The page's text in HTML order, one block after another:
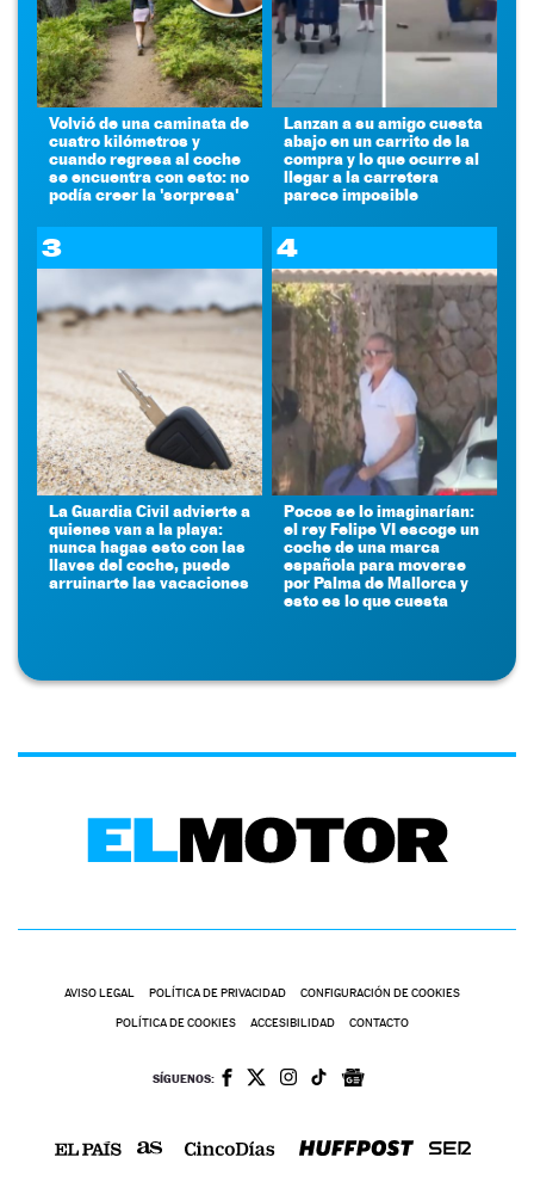
Volvió de una caminata de
cuatro kilómetros y
cuando regresa al coche
se encuentra con esto: no
podía creer la 'sorpresa'
Lanzan a su amigo cuesta
abajo en un carrito de la
compra y lo que ocurre al
llegar a la carretera
parece imposible
3
La Guardia Civil advierte a
quienes van a la playa:
nunca hagas esto con las
llaves del coche, puede
arruinarte las vacaciones
4
Pocos se lo imaginarían:
el rey Felipe VI escoge un
coche de una marca
española para moverse
por Palma de Mallorca y
esto es lo que cuesta
AVISO LEGAL POLÍTICA DE PRIVACIDAD CONFIGURACIÓN DE COOKIES
POLÍTICA DE COOKIES ACCESIBILIDAD CONTACTO
SÍGUENOS: